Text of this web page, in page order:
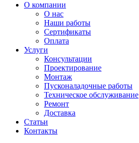
О компании
О нас
Наши работы
Сертификаты
Оплата
Услуги
Консультации
Проектирование
Монтаж
Пусконаладочные работы
Техническое обслуживание
Ремонт
Доставка
Статьи
Контакты